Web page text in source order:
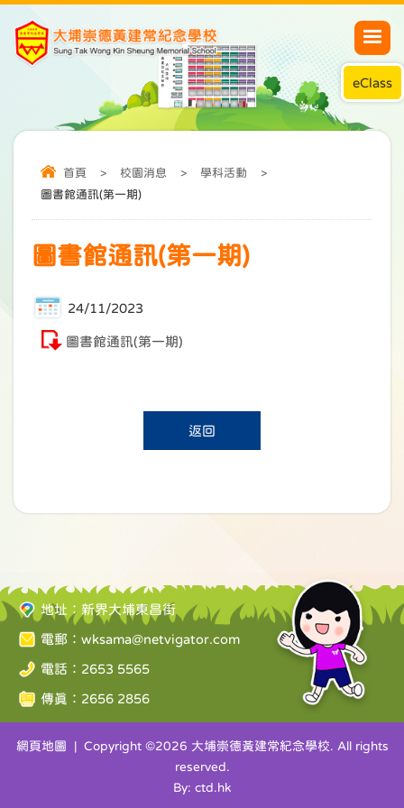
eClass
首頁 > 校園消息 > 學科活動
>
圖書館通訊(第一期)
圖書館通訊(第一期)
24/11/2023
圖書館通訊(第一期)
返回
地址：新界大埔東昌街
電郵： wksama@netvigator.com
電話：2653 5565
傳真：2656 2856
網頁地圖 | Copyright ©2026 大埔崇德黃建常紀念學校. All rights
reserved.
By: ctd.hk